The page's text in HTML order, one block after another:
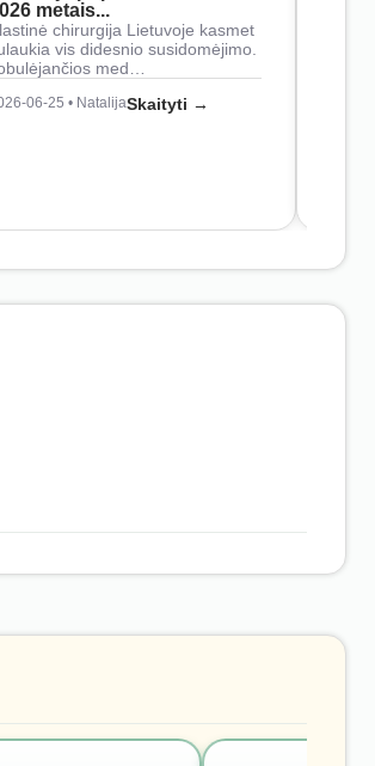
metais...
chirurgija Lietuvoje kasmet
vis didesnio susidomėjimo.
med…
06-25 • NatalijaSkaityti →